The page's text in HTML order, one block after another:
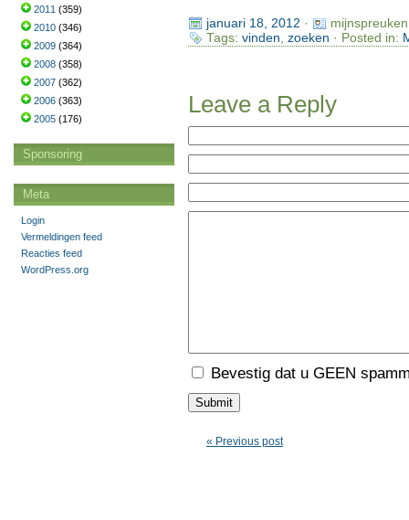
januari 18, 2012 ·
Tags: vinden zoeken · Posted in:
Leave a Reply
Bevestig dat u GEEN
« Previous post
2011 (359)
2010 (346)
2009 (364)
2008 (358)
2007 (362)
2006 (363)
2005 (176)
Sponsoring
Meta
Login
Vermeldingen feed
Reacties feed
WordPress.org